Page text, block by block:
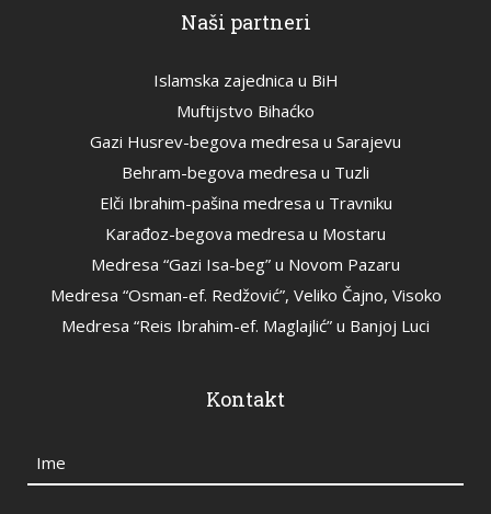
Naši partneri
Islamska zajednica u BiH
Muftijstvo Bihaćko
Gazi Husrev-begova medresa u Sarajevu
Behram-begova medresa u Tuzli
Elči Ibrahim-pašina medresa u Travniku
Karađoz-begova medresa u Mostaru
Medresa “Gazi Isa-beg” u Novom Pazaru
Medresa “Osman-ef. Redžović”, Veliko Čajno, Visoko
Medresa “Reis Ibrahim-ef. Maglajlić” u Banjoj Luci
Kontakt
Ime